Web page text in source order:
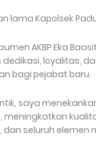
lama Kapolsek
AKBP Eka
loyalitas,
bagi pejabat baru.
saya
seluruh elemen